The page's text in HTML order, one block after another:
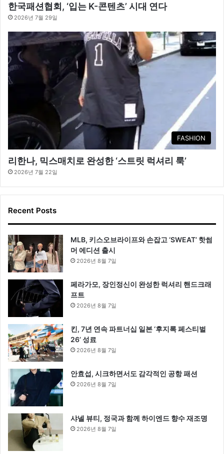
한국패션협회, ‘입는 K-콘텐츠’ 시대 연다
2026년 7월 29일
FASHION
리한나, 믹스매치로 완성한 ‘스트릿 럭셔리 룩’
2026년 7월 22일
Recent Posts
MLB, 키스오브라이프와 손잡고 ‘SWEAT’ 핫썸
머 에디션 출시
2026년 8월 7일
페라가모, 장인정신이 완성한 럭셔리 핸드크래
프트
2026년 8월 7일
킨, 7년 연속 파트너십 일본 ‘후지록 페스티벌
26’ 성료
2026년 8월 7일
안효섭, 시크하면서도 감각적인 공항 패션
2026년 8월 7일
샤넬 뷰티, 정국과 함께 하이엔드 향수 재조명
2026년 8월 7일